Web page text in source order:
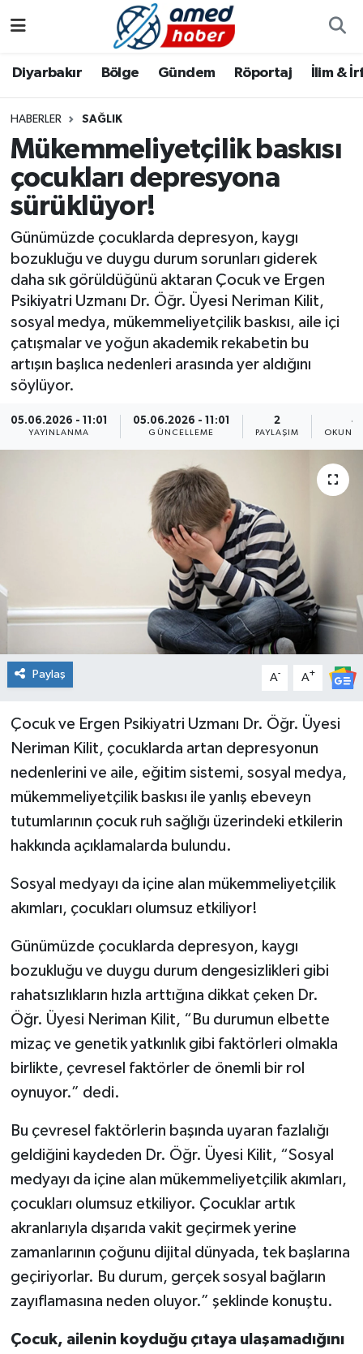
Diyarbakır Bölge Gündem Röportaj İlim &
HABERLER SAĞLIK
Mükemmeliyetçilik baskısı
çocukları depresyona
sürüklüyor!
Günümüzde çocuklarda depresyon, kaygı
bozukluğu ve duygu durum sorunları giderek
daha sık görüldüğünü aktaran Çocuk ve Ergen
Psikiyatri Uzmanı Dr. Öğr. Üyesi Neriman Kilit,
sosyal medya, mükemmeliyetçilik baskısı, aile içi
çatışmalar ve yoğun akademik rekabetin bu
artışın başlıca nedenleri arasında yer aldığını
söylüyor.
05.06.2026 - 11:01
YAYINLANMA
05.06.2026 - 11:01
GÜNCELLEME
2
PAYLAŞIM
4
Paylaş A- A+
Çocuk ve Ergen Psikiyatri Uzmanı Dr. Öğr. Üyesi
Neriman Kilit, çocuklarda artan depresyonun
nedenlerini ve aile, eğitim sistemi, sosyal medya,
mükemmeliyetçilik baskısı ile yanlış ebeveyn
tutumlarının çocuk ruh sağlığı üzerindeki etkilerin
hakkında açıklamalarda bulundu.
Sosyal medyayı da içine alan mükemmeliyetçilik
akımları, çocukları olumsuz etkiliyor!
Günümüzde çocuklarda depresyon, kaygı
bozukluğu ve duygu durum dengesizlikleri gibi
rahatsızlıkların hızla arttığına dikkat çeken Dr.
Öğr. Üyesi Neriman Kilit, “Bu durumun elbette
mizaç ve genetik yatkınlık gibi faktörleri olmakla
birlikte, çevresel faktörler de önemli bir rol
oynuyor.” dedi.
Bu çevresel faktörlerin başında uyaran fazlalığı
geldiğini kaydeden Dr. Öğr. Üyesi Kilit, “Sosyal
medyayı da içine alan mükemmeliyetçilik akımları,
çocukları olumsuz etkiliyor. Çocuklar artık
akranlarıyla dışarıda vakit geçirmek yerine
zamanlarının çoğunu dijital dünyada, tek başlarına
geçiriyorlar. Bu durum, gerçek sosyal bağların
zayıflamasına neden oluyor.” şeklinde konuştu.
Çocuk, ailenin koyduğu çıtaya ulaşamadığını
Bölge
Röportaj
Foto Galeri
Aile
Asayiş
Bilim & Teknoloji
Dünya
Eğitim
Ekonomi
Genel
Güncel
Sağlık & Yaşam
Siyaset
Spor
Yaşam
Diyarbakır Hava Durumu
Diyarbakır Namaz Vakitleri
Diyarbakır Trafik Yoğunluk Haritası
Tüm Manşetler
Son Dakika Haberleri
Haber Arşivi